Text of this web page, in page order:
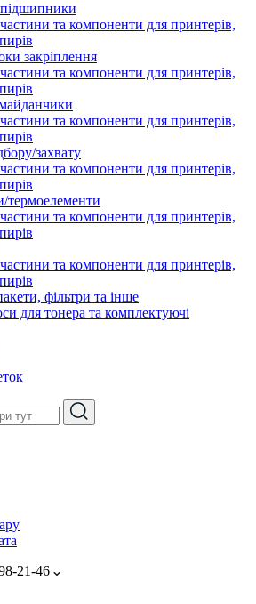
закріплення
захвату
термоелементи
фільтри та інше
для тонера та комплектуючі
21-46